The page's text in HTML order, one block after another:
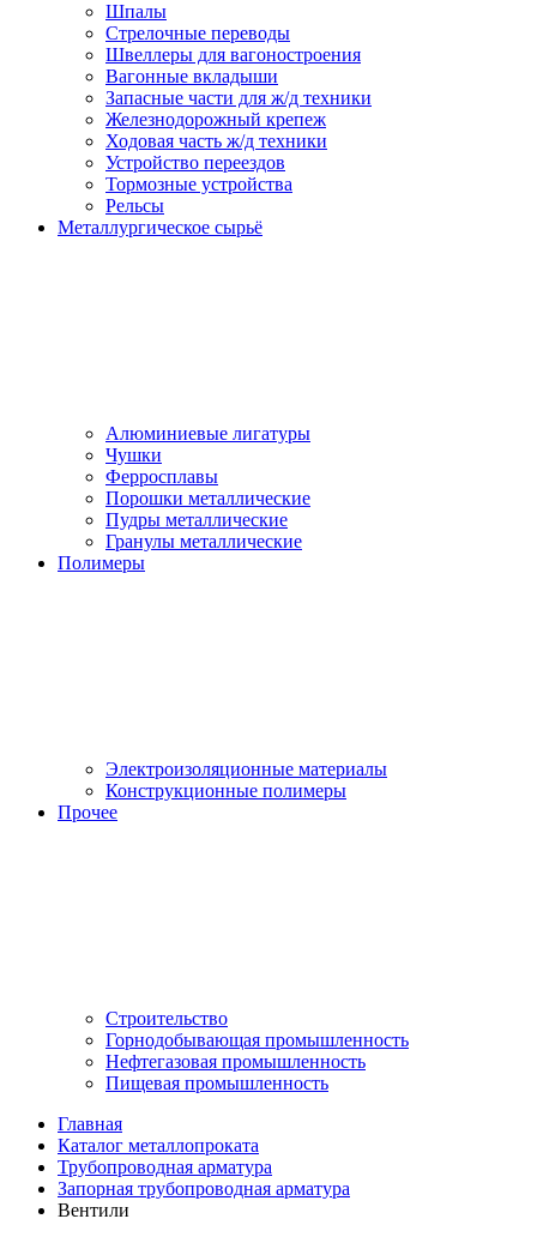
Шпалы
Стрелочные переводы
Швеллеры для вагоностроения
Вагонные вкладыши
Запасные части для ж/д техники
Железнодорожный крепеж
Ходовая часть ж/д техники
Устройство переездов
Тормозные устройства
Рельсы
Металлургическое сырьё
Алюминиевые лигатуры
Чушки
Ферросплавы
Порошки металлические
Пудры металлические
Гранулы металлические
Полимеры
Электроизоляционные материалы
Конструкционные полимеры
Прочее
Строительство
Горнодобывающая промышленность
Нефтегазовая промышленность
Пищевая промышленность
Главная
Каталог металлопроката
Трубопроводная арматура
Запорная трубопроводная арматура
Вентили